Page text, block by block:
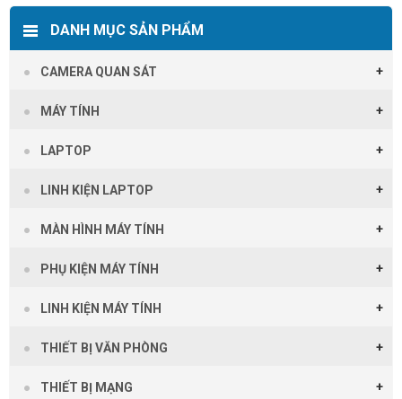
DANH MỤC SẢN PHẨM
CAMERA QUAN SÁT
MÁY TÍNH
LAPTOP
LINH KIỆN LAPTOP
MÀN HÌNH MÁY TÍNH
PHỤ KIỆN MÁY TÍNH
LINH KIỆN MÁY TÍNH
THIẾT BỊ VĂN PHÒNG
THIẾT BỊ MẠNG